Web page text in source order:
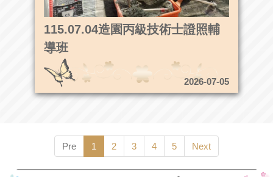
115.07.04造園丙級技術士證照輔
導班
2026-07-05
Pre 1 2 3 4 5 Next